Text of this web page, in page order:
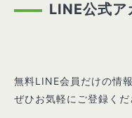
LINE公式ア
無料LINE会員だけの情
ぜひお気軽にご登録くだ